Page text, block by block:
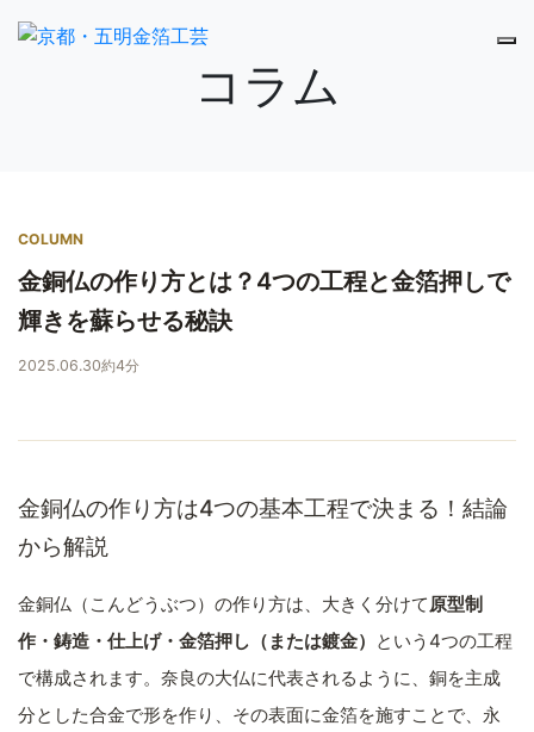
コラム
COLUMN
金銅仏の作り方とは？4つの工程と金箔押しで
輝きを蘇らせる秘訣
2025.06.30約4分
金銅仏の作り方は4つの基本工程で決まる！結論
から解説
金銅仏（こんどうぶつ）の作り方は、大きく分けて原型制
作・鋳造・仕上げ・金箔押し（または鍍金） という4つの工程
で構成されます。奈良の大仏に代表されるように、銅を主成
分とした合金で形を作り、その表面に金箔を施すことで、永